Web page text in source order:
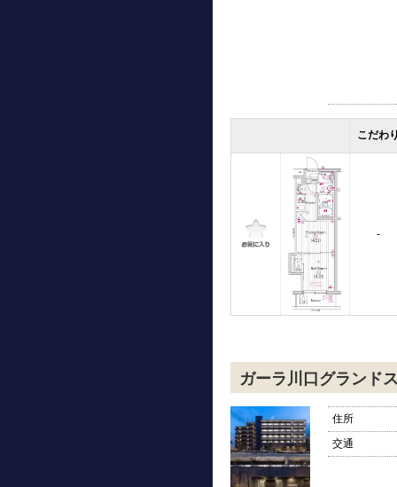
こだわ
-
ガーラ川口グランド
住所
交通